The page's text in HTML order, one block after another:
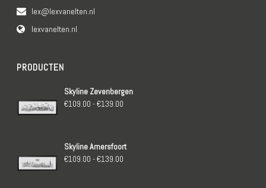
lex@lexvanelten.nl
lexvanelten.nl
PRODUCTEN
Skyline Zevenbergen
€109.00 -€139.00
Skyline Amersfoort
€109.00 -€139.00